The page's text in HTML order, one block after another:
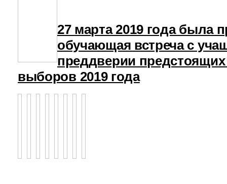
27 марта 2019 года была
обучающая встреча с
преддверии
выборов 2019 года